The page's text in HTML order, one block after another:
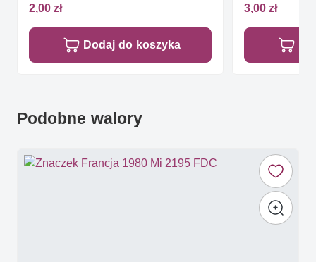
2,00 zł
Dodaj do koszyka
3,00 zł
Podobne walory